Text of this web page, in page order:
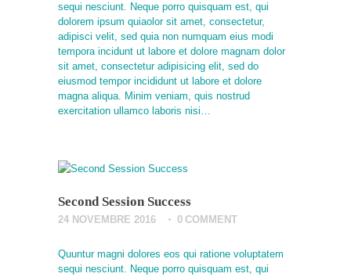
sequi nesciunt. Neque porro quisquam est, qui
dolorem ipsum quiaolor sit amet, consectetur,
adipisci velit, sed quia non numquam eius modi
tempora incidunt ut labore et dolore magnam dolor
sit amet, consectetur adipisicing elit, sed do
eiusmod tempor incididunt ut labore et dolore
magna aliqua. Minim veniam, quis nostrud
exercitation ullamco laboris nisi…
Second Session Success
24 NOVEMBRE 2016 0 COMMENT
Quuntur magni dolores eos qui ratione voluptatem
sequi nesciunt. Neque porro quisquam est, qui